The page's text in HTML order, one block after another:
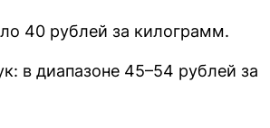
40 рублей за килограмм.
в диапазоне 45–54 рублей за